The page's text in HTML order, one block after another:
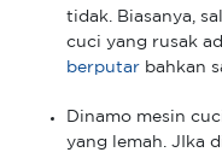
tidak. Biasanya,
cuci yang rusak
berputar bahkan
Dinamo mesin
yang lemah. JIka